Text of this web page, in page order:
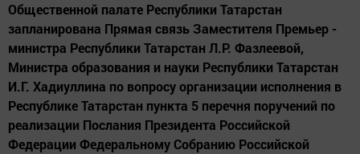
Общественной палате Республики Татарстан
запланирована Прямая связь Заместителя Премьер -
министра Республики Татарстан Л.Р. Фазлеевой,
Министра образования и науки Республики Татарстан
И.Г. Хадиуллина по вопросу организации исполнения в
Республике Татарстан пункта 5 перечня поручений по
реализации Послания Президента Российской
Федерации Федеральному Собранию Российской